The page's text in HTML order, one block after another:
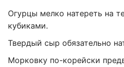
Огурцы мелко натереть на
кубиками.
Твердый сыр обязательно
Морковку по-корейски